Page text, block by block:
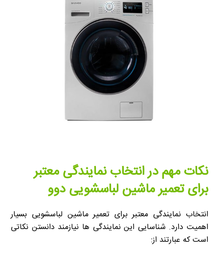
نکات مهم در انتخاب نمایندگی معتبر
برای تعمیر ماشین لباسشویی دوو
انتخاب نمایندگی معتبر برای تعمیر ماشین لباسشویی بسیار
اهمیت دارد. شناسایی این نمایندگی ها نیازمند دانستن نکاتی
است که عبارتند از: